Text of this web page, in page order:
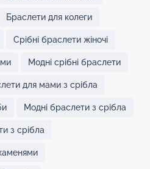
Браслети для колеги
Срібні браслети жіночі
Модні срібні браслети
для мами з срібла
Модні браслети з срібла
з срібла